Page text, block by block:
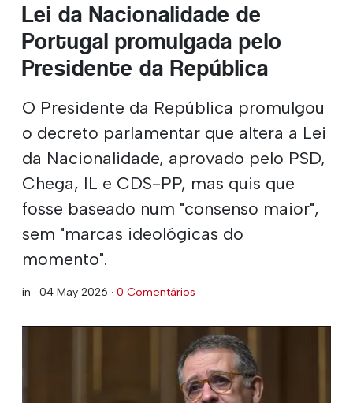
Lei da Nacionalidade de
Portugal promulgada pelo
Presidente da República
O Presidente da República promulgou
o decreto parlamentar que altera a Lei
da Nacionalidade, aprovado pelo PSD,
Chega, IL e CDS-PP, mas quis que
fosse baseado num "consenso maior",
sem "marcas ideológicas do
momento".
in · 04 May 2026 · 0 Comentários